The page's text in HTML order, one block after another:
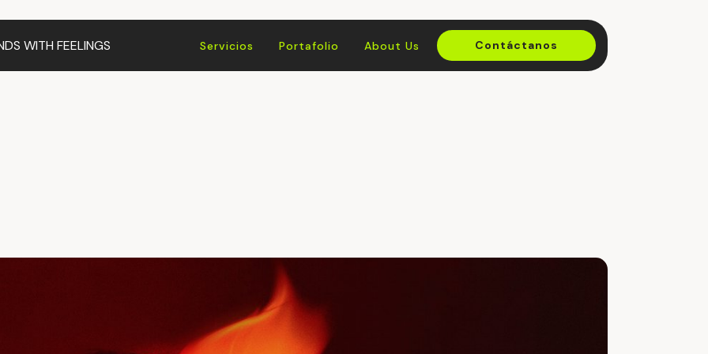
WITH FEELINGS Servicios Portafolio About Us Contáctanos